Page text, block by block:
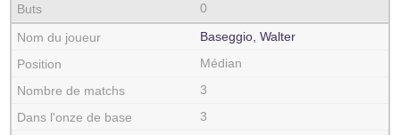
0
Baseggio, Walter
Médian
3
3